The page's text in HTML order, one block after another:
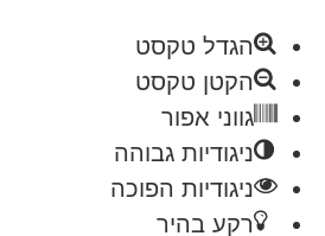
הגדל טקסט
הקטן טקסט
גווני אפור
ניגודיות גבוהה
ניגודיות הפוכה
רקע בהיר